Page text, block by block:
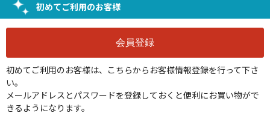
初めてご利用のお客様
初めてご利用のお客様は、こちらからお客様情報登録を行って下さ
い。
メールアドレスとパスワードを登録しておくと便利にお買い物がで
きるようになります。